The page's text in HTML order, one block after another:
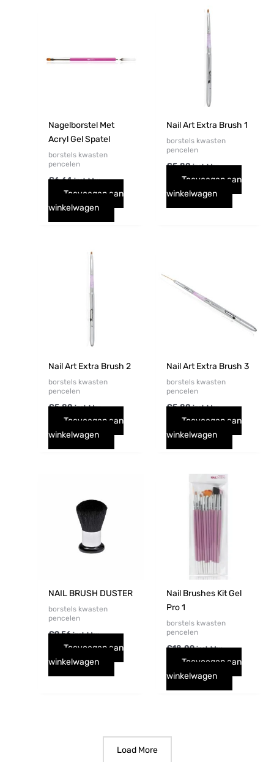
Nagelborstel Met
Acryl Gel Spatel
borstels kwasten
pencelen
€6,64 incl. btw
Toevoegen aan
winkelwagen
Nail Art Extra Brush 1
borstels kwasten
pencelen
€5,80 incl. btw
Toevoegen aan
winkelwagen
Nail Art Extra Brush 2
borstels kwasten
pencelen
€5,80 incl. btw
Toevoegen aan
winkelwagen
Nail Art Extra Brush 3
borstels kwasten
pencelen
€5,80 incl. btw
Toevoegen aan
winkelwagen
NAIL BRUSH DUSTER
borstels kwasten
pencelen
€9,56 incl. btw
Toevoegen aan
winkelwagen
Nail Brushes Kit Gel
Pro 1
borstels kwasten
pencelen
€18,09 incl. btw
Toevoegen aan
winkelwagen
Load More